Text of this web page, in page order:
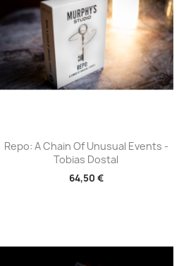
Aperçu rapide
Repo: A Chain Of Unusual Events -
Tobias Dostal
64,50 €